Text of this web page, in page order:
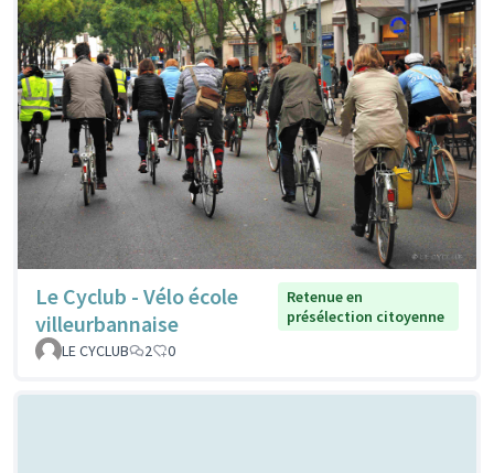
Le Cyclub - Vélo école
villeurbannaise
Retenue en
présélection citoyenne
LE CYCLUB
2 0